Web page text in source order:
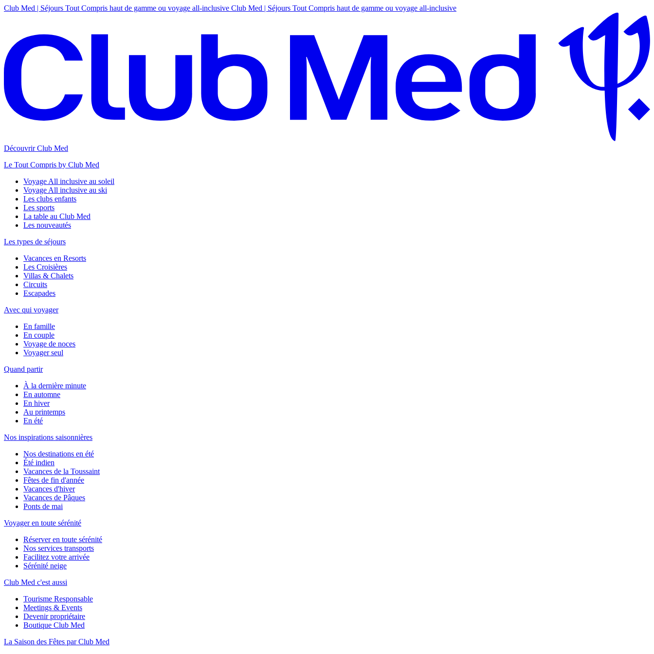
Club Med | Séjours Tout Compris haut de gamme ou voyage all-inclusive Club Med | Séjours Tout Compris haut de gamme ou voyage all-inclusive
Découvrir Club Med
Le Tout Compris by Club Med
Voyage All inclusive au soleil
Voyage All inclusive au ski
Les clubs enfants
Les sports
La table au Club Med
Les nouveautés
Les types de séjours
Vacances en Resorts
Les Croisières
Villas & Chalets
Circuits
Escapades
Avec qui voyager
En famille
En couple
Voyage de noces
Voyager seul
Quand partir
À la dernière minute
En automne
En hiver
Au printemps
En été
Nos inspirations saisonnières
Nos destinations en été
Été indien
Vacances de la Toussaint
Fêtes de fin d'année
Vacances d'hiver
Vacances de Pâques
Ponts de mai
Voyager en toute sérénité
Réserver en toute sérénité
Nos services transports
Facilitez votre arrivée
Sérénité neige
Club Med c'est aussi
Tourisme Responsable
Meetings & Events
Devenir propriétaire
Boutique Club Med
La Saison des Fêtes par Club Med